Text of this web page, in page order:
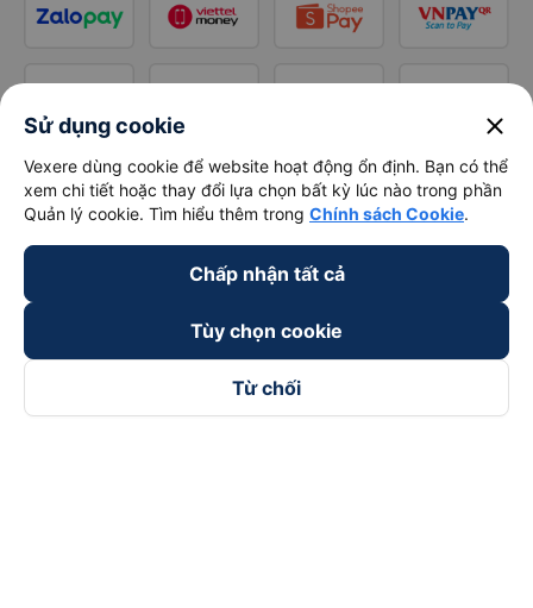
Sử dụng cookie close
Vexere dùng cookie để website hoạt động ổn định. Bạn có thể
xem chi tiết hoặc thay đổi lựa chọn bất kỳ lúc nào trong phần
Quản lý cookie. Tìm hiểu thêm trong Chính sách Cookie.
Chấp nhận tất cả
Tùy chọn cookie
Từ chối